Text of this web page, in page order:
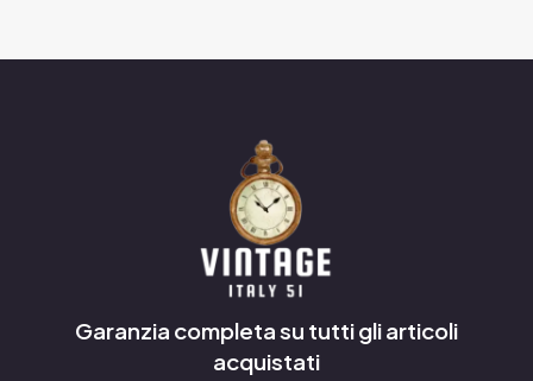
Garanzia completa su tutti gli articoli
acquistati